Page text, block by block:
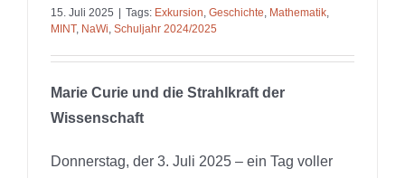
15. Juli 2025 Tags: Exkursion, Geschichte, Mathematik,
MINT, NaWi, Schuljahr 2024/2025
Marie Curie und die Strahlkraft der
Wissenschaft
Donnerstag, der 3. Juli 2025 – ein Tag voller